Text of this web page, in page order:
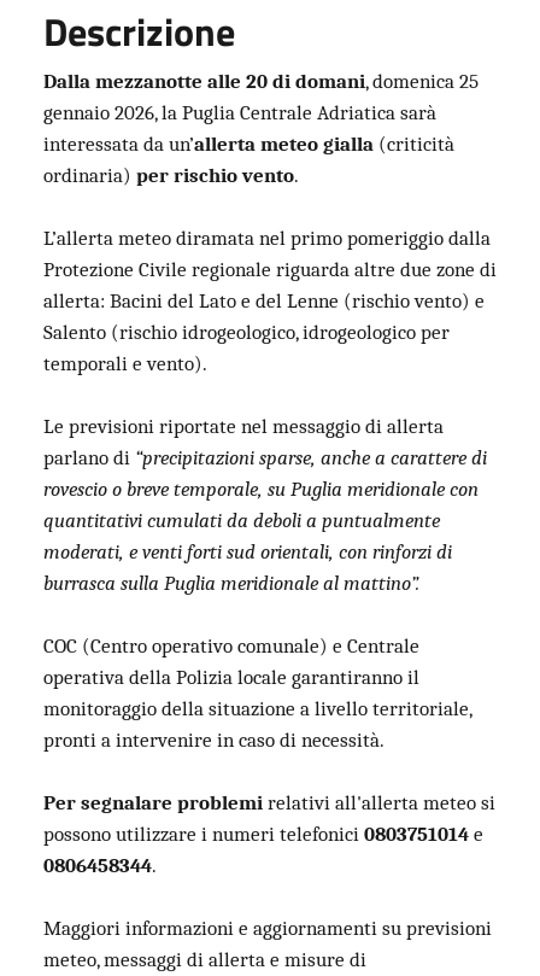
Descrizione
Dalla mezzanotte alle 20 di domani, domenica 25
gennaio 2026, la Puglia Centrale Adriatica sarà
interessata da un’allerta meteo gialla (criticità
ordinaria) per rischio vento.
L’allerta meteo diramata nel primo pomeriggio dalla
Protezione Civile regionale riguarda altre due zone di
allerta: Bacini del Lato e del Lenne (rischio vento) e
Salento (rischio idrogeologico, idrogeologico per
temporali e vento).
Le previsioni riportate nel messaggio di allerta
parlano di “precipitazioni sparse, anche a carattere di
rovescio o breve temporale, su Puglia meridionale con
quantitativi cumulati da deboli a puntualmente
moderati, e venti forti sud orientali, con rinforzi di
burrasca sulla Puglia meridionale al mattino”.
COC (Centro operativo comunale) e Centrale
operativa della Polizia locale garantiranno il
monitoraggio della situazione a livello territoriale,
pronti a intervenire in caso di necessità.
Per segnalare problemi relativi all'allerta meteo si
possono utilizzare i numeri telefonici 0803751014 e
0806458344.
Maggiori informazioni e aggiornamenti su previsioni
meteo, messaggi di allerta e misure di